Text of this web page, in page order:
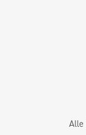
Alle